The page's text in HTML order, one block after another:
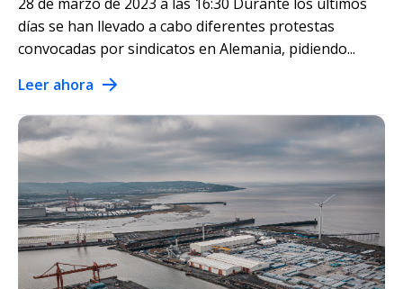
días se han llevado a cabo diferentes protestas
convocadas por sindicatos en Alemania, pidiendo...
Leer ahora